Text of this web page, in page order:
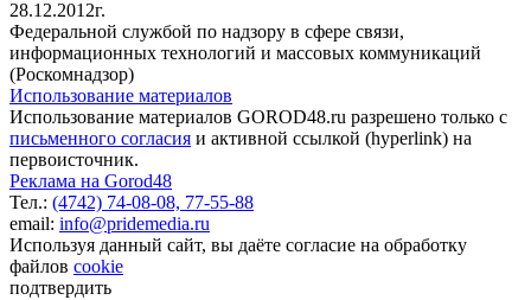
28.12.2012г.
Федеральной службой по надзору в сфере связи,
информационных технологий и массовых коммуникаций
(Роскомнадзор)
Использование материалов
Использование материалов GOROD48.ru разрешено только с
письменного согласия и активной ссылкой (hyperlink) на
первоисточник.
Реклама на Gorod48
Тел.: (4742) 74-08-08, 77-55-88
email: info@pridemedia.ru
Используя данный сайт, вы даёте согласие на обработку
файлов cookie
подтвердить